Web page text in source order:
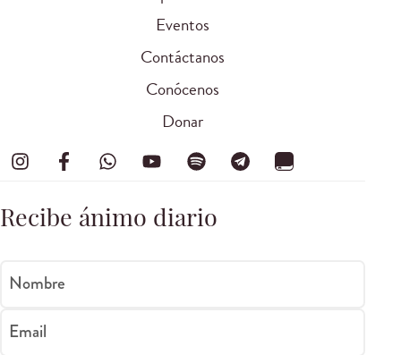
Eventos
Contáctanos
Conócenos
Donar
Recibe ánimo diario
Nombre
Email